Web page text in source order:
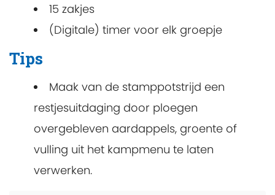
15 zakjes
(Digitale) timer voor elk groepje
Tips
Maak van de stamppotstrijd een
restjesuitdaging door ploegen
overgebleven aardappels, groente of
vulling uit het kampmenu te laten
verwerken.